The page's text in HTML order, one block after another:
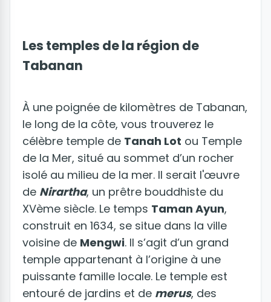
Les temples de la région de
Tabanan
À une poignée de kilomètres de Tabanan,
le long de la côte, vous trouverez le
célèbre temple de Tanah Lot ou Temple
de la Mer, situé au sommet d’un rocher
isolé au milieu de la mer. Il serait l'œuvre
de Nirartha, un prêtre bouddhiste du
XVème siècle. Le temps Taman Ayun,
construit en 1634, se situe dans la ville
voisine de Mengwi. Il s’agit d’un grand
temple appartenant à l’origine à une
puissante famille locale. Le temple est
entouré de jardins et de merus, des